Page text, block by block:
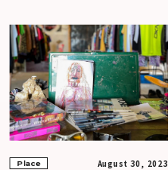
Place August 30, 2023